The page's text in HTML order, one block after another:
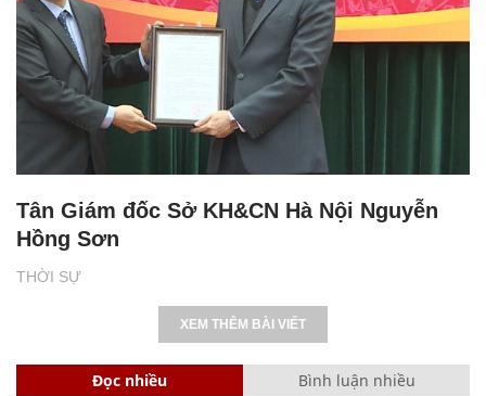
THỜI SỰ
Tân Giám đốc Sở KH&CN Hà Nội Nguyễn
Hồng Sơn
XEM THÊM BÀI VIẾT
Đọc nhiều Bình luận nhiều